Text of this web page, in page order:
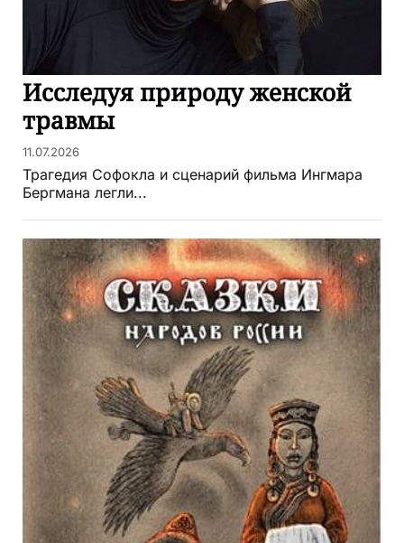
Исследуя природу женской
травмы
11.07.2026
Трагедия Софокла и сценарий фильма Ингмара
Бергмана легли...